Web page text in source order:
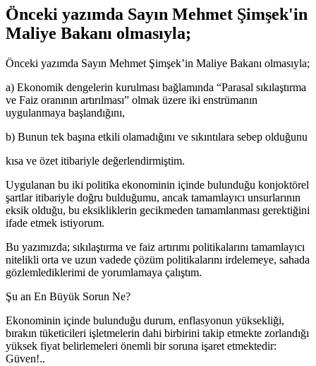
Önceki yazımda Sayın Mehmet Şimşek'in
Maliye Bakanı olmasıyla;
Önceki yazımda Sayın Mehmet Şimşek’in Maliye Bakanı olmasıyla;
a) Ekonomik dengelerin kurulması bağlamında “Parasal sıkılaştırma
ve Faiz oranının artırılması” olmak üzere iki enstrümanın
uygulanmaya başlandığını,
b) Bunun tek başına etkili olamadığını ve sıkıntılara sebep olduğunu
kısa ve özet itibariyle değerlendirmiştim.
Uygulanan bu iki politika ekonominin içinde bulunduğu konjoktörel
şartlar itibariyle doğru bulduğumu, ancak tamamlayıcı unsurlarının
eksik olduğu, bu eksikliklerin gecikmeden tamamlanması gerektiğini
ifade etmek istiyorum.
Bu yazımızda; sıkılaştırma ve faiz artırımı politikalarını tamamlayıcı
nitelikli orta ve uzun vadede çözüm politikalarını irdelemeye, sahada
gözlemlediklerimi de yorumlamaya çalıştım.
Şu an En Büyük Sorun Ne?
Ekonominin içinde bulunduğu durum, enflasyonun yüksekliği,
bırakın tüketicileri işletmelerin dahi birbirini takip etmekte zorlandığı
yüksek fiyat belirlemeleri önemli bir soruna işaret etmektedir:
Güven!..